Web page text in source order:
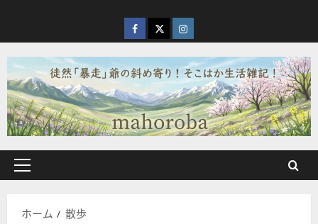
を
ス
キ
ッ
プ
facebook
X Instagram
メ
ン
ホーム 散歩